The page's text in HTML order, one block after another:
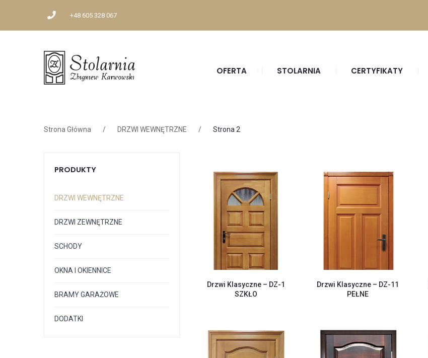
+48 605 328 067
OFERTA STOLARNIA CERTYFIKATY
Strona Główna / DRZWI WEWNĘTRZNE / Strona 2
PRODUKTY
DRZWI WEWNĘTRZNE
DRZWI ZEWNĘTRZNE
SCHODY
OKNA I OKIENNICE
BRAMY GARAŻOWE
DODATKI
Drzwi Klasyczne – DZ-1
SZKŁO
Drzwi Klasyczne – DZ-11
PEŁNE